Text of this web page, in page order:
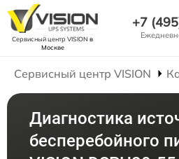
Сервисный центр VISION в
Москве
+7
Сервисный центр VISION
Диагностика
бесперебойного